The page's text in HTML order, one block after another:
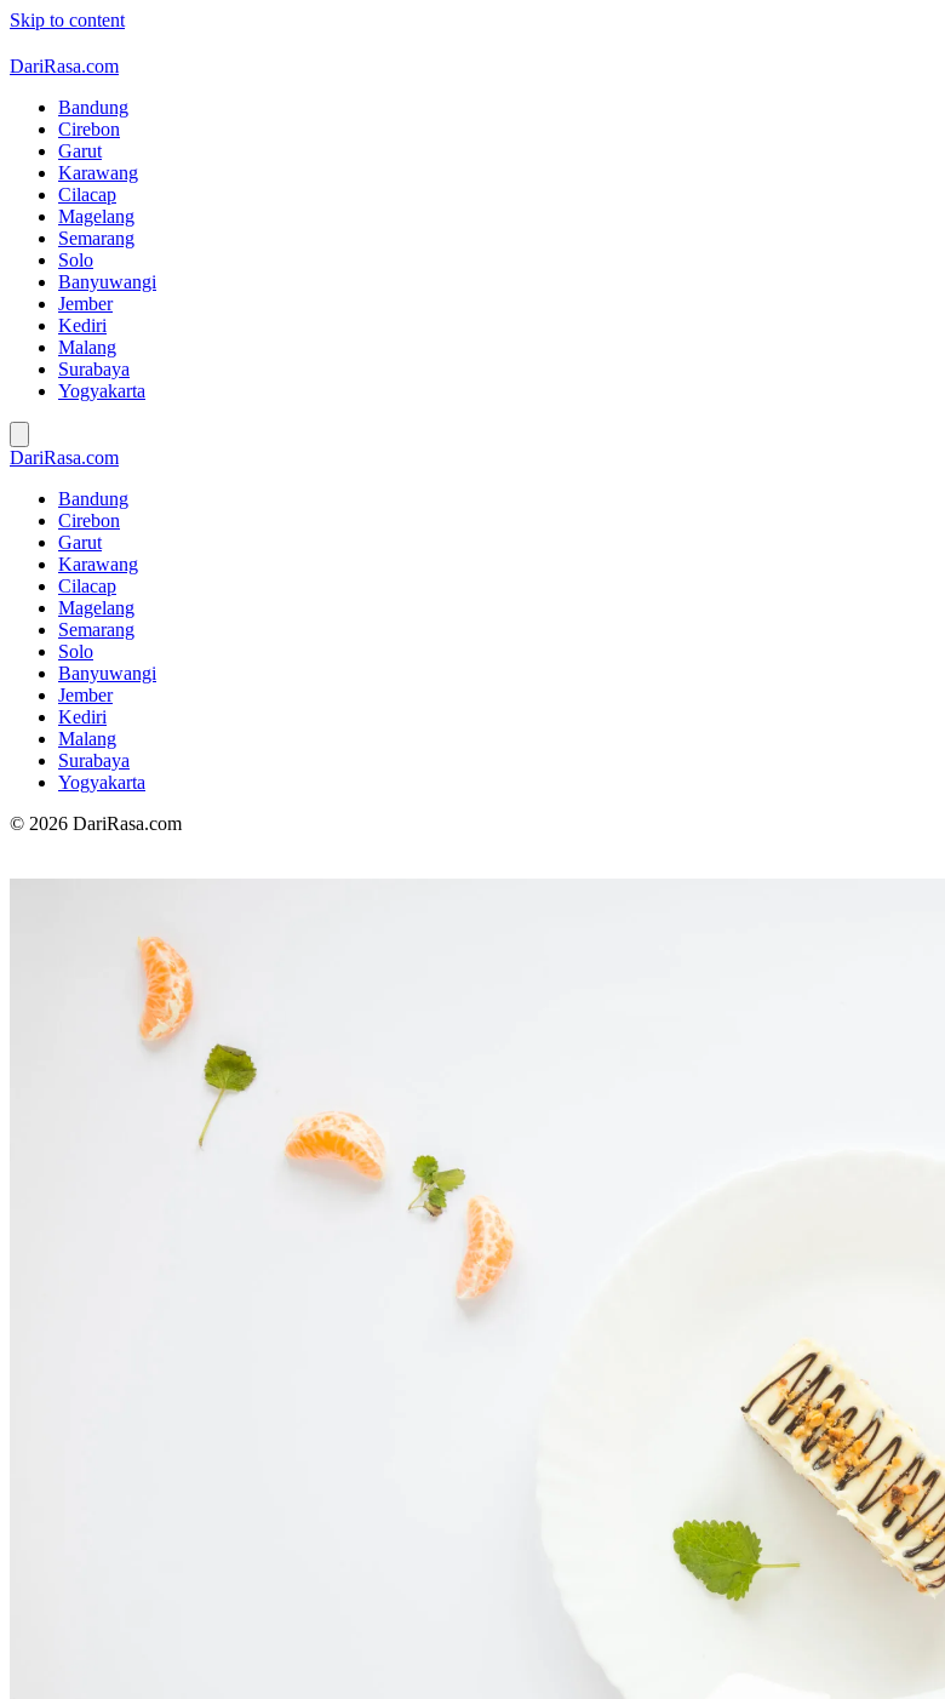
Skip to content
DariRasa.com
Bandung
Cirebon
Garut
Karawang
Cilacap
Magelang
Semarang
Solo
Banyuwangi
Jember
Kediri
Malang
Surabaya
Yogyakarta
DariRasa.com
Bandung
Cirebon
Garut
Karawang
Cilacap
Magelang
Semarang
Solo
Banyuwangi
Jember
Kediri
Malang
Surabaya
Yogyakarta
© 2026 DariRasa.com